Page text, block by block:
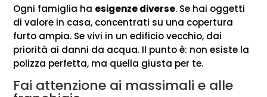
Ogni famiglia ha esigenze diverse. Se hai oggetti
di valore in casa, concentrati su una copertura
furto ampia. Se vivi in un edificio vecchio, dai
priorità ai danni da acqua. Il punto è: non esiste la
polizza perfetta, ma quella giusta per te.
Fai attenzione ai massimali e alle